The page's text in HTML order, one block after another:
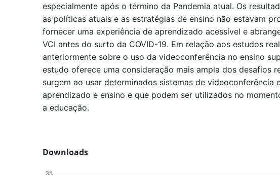
especialmente após o término da Pandemia atual. Os
as políticas atuais e as estratégias de ensino não estavam
fornecer uma experiência de aprendizado acessível e
VCI antes do surto da COVID-19. Em relação aos estudos
anteriormente sobre o uso da videoconferência no ensino
estudo oferece uma consideração mais ampla dos desafios
surgem ao usar determinados sistemas de videoconferência
aprendizado e ensino e que podem ser utilizados no
a educação.
Downloads